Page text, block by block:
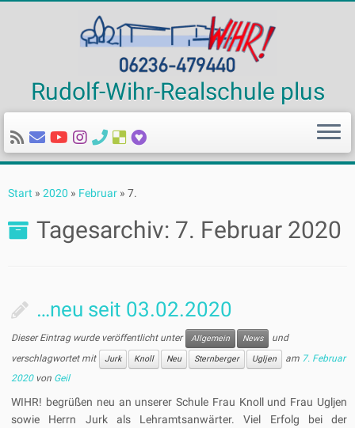
Inhalt
Rudolf-Wihr-Realschule plus
Start » 2020 » Februar » 7.
Tagesarchiv: 7. Februar 2020
…neu seit 03.02.2020
Dieser Eintrag wurde veröffentlicht unter Allgemein News
und
verschlagwortet mit
Jurk Knoll Neu Sternberger Ugljen am 7. Februar
2020 von Geil
WIHR! begrüßen neu an unserer Schule Frau Knoll und Frau Ugljen
sowie Herrn Jurk als Lehramtsanwärter. Viel Erfolg bei der